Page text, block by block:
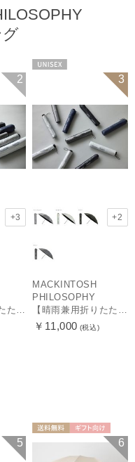
2
+3
【晴雨兼用折りたたみ日傘】マッキントッシュ フィロソフィー(MACKINTOSH PHILOSOPHY) バーブレラ サンプロテクトシリーズ（SUNPROTECT）無地 軽量 遮熱 遮光100 55
3
+2
MACKINTOSH
PHILOSOPHY
【晴雨兼用折りたたみ日傘】マッキントッシュ フィロソフィー(MACKINTOSH PHILOSOPHY) バーブレラ サンプロテクトシリーズ（SUNPROTECT）無地 軽量 遮熱 遮光100 60
￥11,000 (税込)
5
ギフト向け
6